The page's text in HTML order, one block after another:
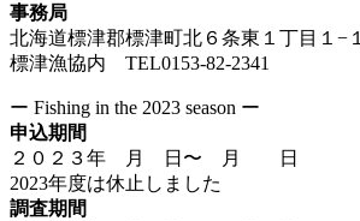
事務局
北海道標津郡標津町北６条東１丁目１−１
標津漁協内 TEL0153-82-2341
ー Fishing in the 2023 season ー
申込期間
２０２３年 月 日〜 月 日
2023年度は休止しました
調査期間